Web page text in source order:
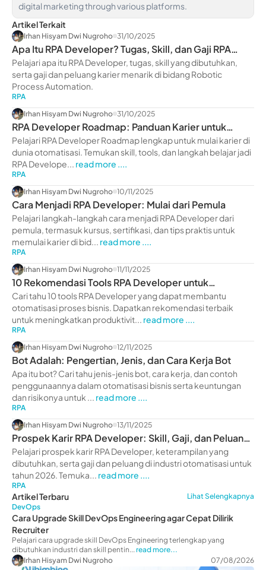
digital marketing through various platforms.
Artikel Terkait
Irhan Hisyam Dwi Nugroho 31/10/2025
Apa Itu RPA Developer? Tugas, Skill, dan Gaji RPA
Developer
Pelajari apa itu RPA Developer, tugas, skill yang dibutuhkan,
serta gaji dan peluang karier menarik di bidang Robotic
Process Automation.
RPA
Irhan Hisyam Dwi Nugroho 31/10/2025
RPA Developer Roadmap: Panduan Karier untuk
Pemula
Pelajari RPA Developer Roadmap lengkap untuk mulai karier di
dunia otomatisasi. Temukan skill, tools, dan langkah belajar jadi
RPA Develope... read more ....
RPA
Irhan Hisyam Dwi Nugroho 10/11/2025
Cara Menjadi RPA Developer: Mulai dari Pemula
Pelajari langkah-langkah cara menjadi RPA Developer dari
pemula, termasuk kursus, sertifikasi, dan tips praktis untuk
memulai karier di bid... read more ....
RPA
Irhan Hisyam Dwi Nugroho 11/11/2025
10 Rekomendasi Tools RPA Developer untuk
Otomatisasi Proses
Cari tahu 10 tools RPA Developer yang dapat membantu
otomatisasi proses bisnis. Dapatkan rekomendasi terbaik
untuk meningkatkan produktivit... read more ....
RPA
Irhan Hisyam Dwi Nugroho 12/11/2025
Bot Adalah: Pengertian, Jenis, dan Cara Kerja Bot
Apa itu bot? Cari tahu jenis-jenis bot, cara kerja, dan contoh
penggunaannya dalam otomatisasi bisnis serta keuntungan
dan risikonya untuk ... read more ....
RPA
Irhan Hisyam Dwi Nugroho 13/11/2025
Prospek Karir RPA Developer: Skill, Gaji, dan Peluang
2026
Pelajari prospek karir RPA Developer, keterampilan yang
dibutuhkan, serta gaji dan peluang di industri otomatisasi untuk
tahun 2026. Temuka... read more ....
RPA
Artikel Terbaru
Lihat Selengkapnya
DevOps
Cara Upgrade Skill DevOps Engineering agar Cepat Dilirik
Recruiter
Pelajari cara upgrade skill DevOps Engineering terlengkap yang
dibutuhkan industri dan skill pentin... read more...
Irhan Hisyam Dwi Nugroho
07/08/2026